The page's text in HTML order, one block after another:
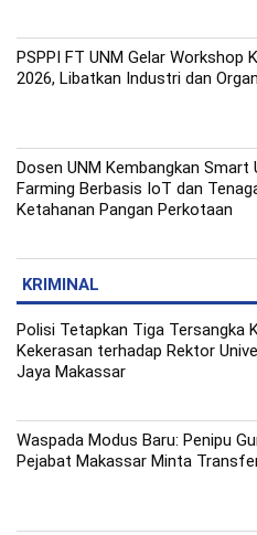
PSPPI FT UNM Gelar Workshop
2026, Libatkan Industri dan
Dosen UNM Kembangkan Smart
Farming Berbasis IoT dan
Ketahanan Pangan Perkotaan
KRIMINAL
Polisi Tetapkan Tiga Tersangka
Kekerasan terhadap Rektor
Jaya Makassar
Waspada Modus Baru: Penipu
Pejabat Makassar Minta